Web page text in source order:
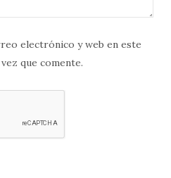
electrónico y web en este
que comente.